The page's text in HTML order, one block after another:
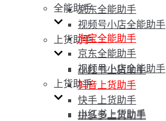
京东全能助手
视频号小店全能助手
上货助手
小红书上货助手
抖音上货助手
快手上货助手
拼多多上货助手
全能助手
淘宝全能助手
京东全能助手
视频号小店全能助手
上货助手
小红书上货助手